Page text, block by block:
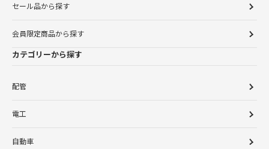
セール品から探す
会員限定商品から探す
カテゴリーから探す
配管
電工
自動車